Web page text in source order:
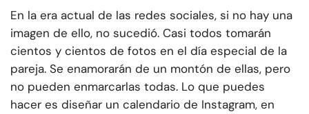
En la era actual de las redes sociales, si no hay una
imagen de ello, no sucedió. Casi todos tomarán
cientos y cientos de fotos en el día especial de la
pareja. Se enamorarán de un montón de ellas, pero
no pueden enmarcarlas todas. Lo que puedes
hacer es diseñar un calendario de Instagram, en